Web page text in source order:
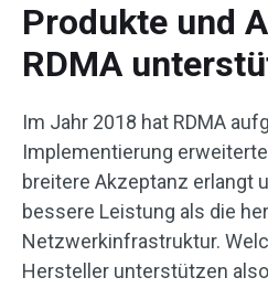
Produkte und
RDMA
Im Jahr 2018 hat RDMA
Implementierung
breitere Akzeptanz erlangt
bessere Leistung als die
Netzwerkinfrastruktur.
Hersteller unterstützen